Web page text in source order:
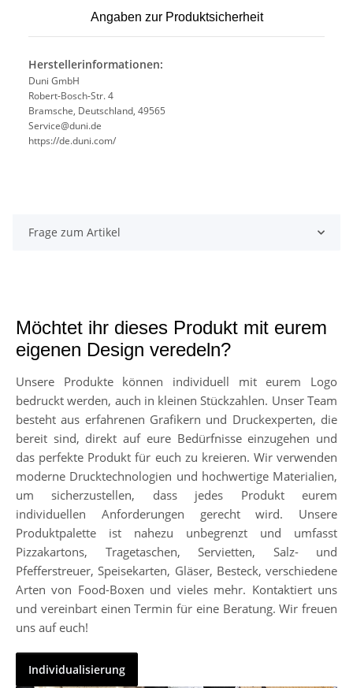
Angaben zur Produktsicherheit
Herstellerinformationen:
Duni GmbH
Robert-Bosch-Str. 4
Bramsche, Deutschland, 49565
Service@duni.de
https://de.duni.com/
Frage zum Artikel
Möchtet ihr dieses Produkt mit eurem
eigenen Design veredeln?
Unsere Produkte können individuell mit eurem Logo
bedruckt werden, auch in kleinen Stückzahlen. Unser Team
besteht aus erfahrenen Grafikern und Druckexperten, die
bereit sind, direkt auf eure Bedürfnisse einzugehen und
das perfekte Produkt für euch zu kreieren. Wir verwenden
moderne Drucktechnologien und hochwertige Materialien,
um sicherzustellen, dass jedes Produkt eurem
individuellen Anforderungen gerecht wird. Unsere
Produktpalette ist nahezu unbegrenzt und umfasst
Pizzakartons, Tragetaschen, Servietten, Salz- und
Pfefferstreuer, Speisekarten, Gläser, Besteck, verschiedene
Arten von Food-Boxen und vieles mehr. Kontaktiert uns
und vereinbart einen Termin für eine Beratung. Wir freuen
uns auf euch!
Individualisierung